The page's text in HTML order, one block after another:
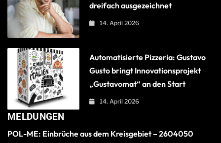
dreifach ausgezeichnet
14. April 2026
Automatisierte Pizzeria: Gustavo
Gusto bringt Innovationsprojekt
„Gustavomat“ an den Start
14. April 2026
MELDUNGEN
POL-ME: Einbrüche aus dem Kreisgebiet – 2604050